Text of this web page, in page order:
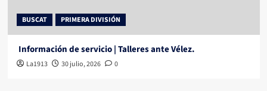
BUSCAT PRIMERA DIVISIÓN
Información de servicio | Talleres ante Vélez.
La1913 30 julio, 2026 0